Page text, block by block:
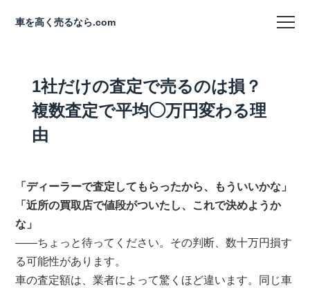
車を高く売るなら.com
1社だけの査定で売るのは損？
複数査定で平均◯万円変わる理
由
「ディーラーで査定してもらったから、もういいかな」
「近所の買取店で値段がついたし、これで決めようか
な」
——ちょっと待ってください。その判断、数十万円損す
る可能性があります。
車の査定額は、業者によって驚くほど違います。同じ車